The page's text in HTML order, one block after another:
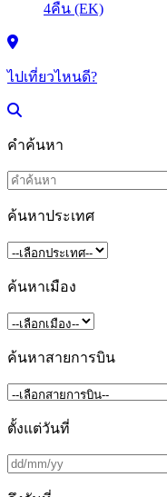
ไปเที่ยวไหนดี?
คำค้นหา
ค้นหาประเทศ
ค้นหาเมือง
ค้นหาสายการบิน
ตั้งแต่วันที่